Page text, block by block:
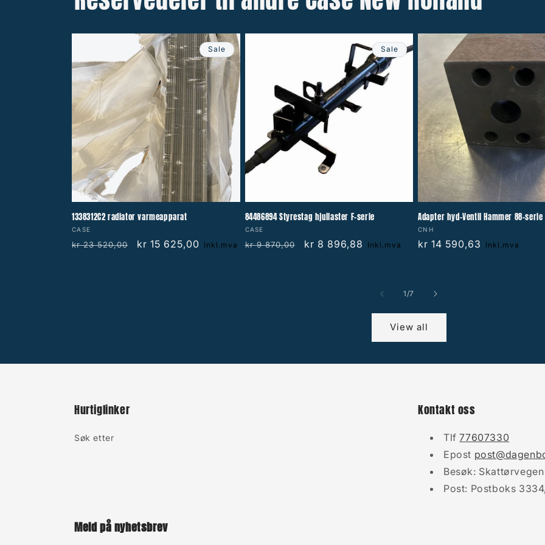
Sale
1338312C2 radiator varmeapparat
Vendor:
CASE
Regular
kr 23 520,00
Sale
kr 15 625,00 Inkl.mva
Sale
84486894 Styrestag hjullaster F-serie
Vendor:
CASE
Regular
kr 9 870,00
Sale
kr 8 896,88 Inkl.mva
Adapter hyd-Ventil Hammer 88-serie
Vendor:
CNH
Regular
kr 14 590,63 Inkl.mva
1 /of
7
View all
Hurtiglinker
Søk etter
Kontakt oss
Tlf77607330
Epost
Besøk:
Post: Postboks
Meld på nyhetsbrev